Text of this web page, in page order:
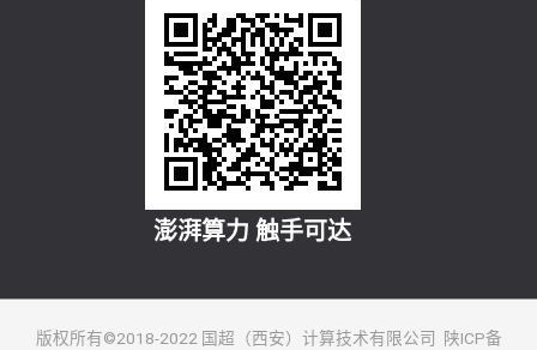
澎湃算力 触手可达
版权所有©2018-2022 国超（西安）计算技术有限公司 陕ICP备